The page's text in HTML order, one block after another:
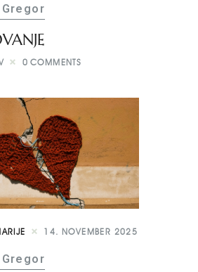
0 COMMENTS
14. NOVEMBER 2025